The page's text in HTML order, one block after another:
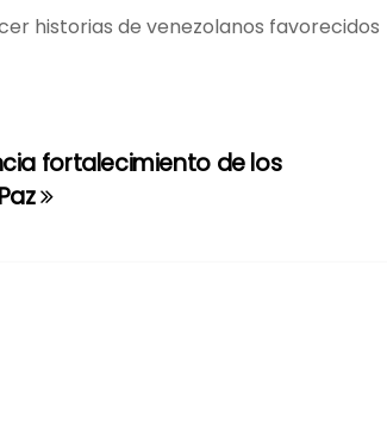
historias de venezolanos favorecidos
fortalecimiento de los